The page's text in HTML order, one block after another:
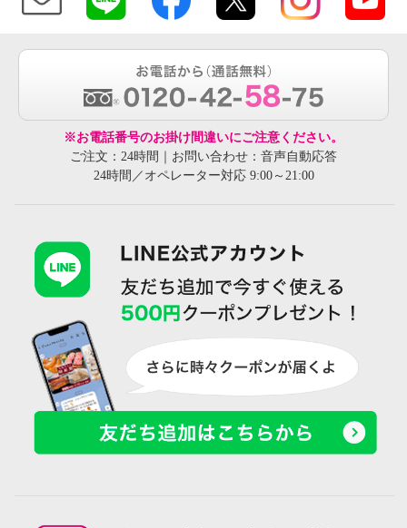
※お電話番号のお掛け間違いにご注意ください。
ご注文：24時間｜お問い合わせ：音声自動応答
24時間／オペレーター対応 9:00～21:00